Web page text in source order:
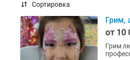
Сортировка
Грим,
от 10
Грим